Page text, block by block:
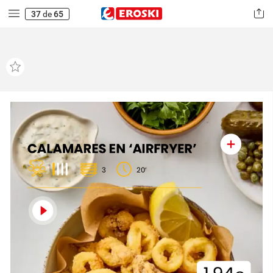
37de65
CALAMARESEN ‘AIRFRYER’
20’
3